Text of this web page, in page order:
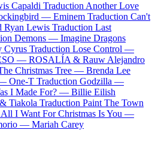
Capaldi Traduction Another Love
— Eminem Traduction Can't
Ryan Lewis Traduction Last
Demons — Imagine Dragons
Cyrus Traduction Lose Control —
— ROSALÍA & Rauw Alejandro
Christmas Tree — Brenda Lee
One-T Traduction Godzilla —
I Made For? — Billie Eilish
Tiakola Traduction Paint The Town
All I Want For Christmas Is You —
— Mariah Carey